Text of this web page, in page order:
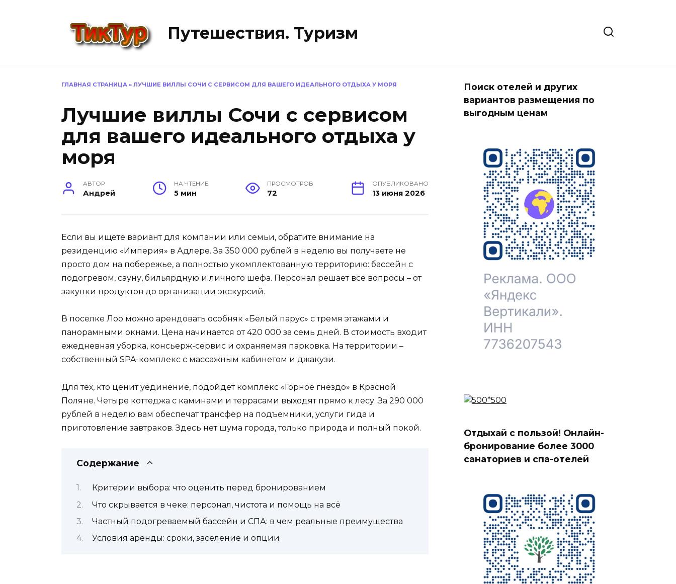
Путешествия. Туризм
ГЛАВНАЯ СТРАНИЦА » ЛУЧШИЕ ВИЛЛЫ СОЧИ С СЕРВИСОМ ДЛЯ ВАШЕГО ИДЕАЛЬНОГО ОТДЫХА У МОРЯ
Лучшие виллы Сочи с сервисом
для вашего идеального отдыха у
моря
АВТОР
Андрей
НА ЧТЕНИЕ
5 мин
ПРОСМОТРОВ
72
ОПУБЛИКОВАНО
13 июня 2026
Если вы ищете вариант для компании или семьи, обратите внимание на
резиденцию «Империя» в Адлере. За 350 000 рублей в неделю вы получаете не
просто дом на побережье, а полностью укомплектованную территорию: бассейн с
подогревом, сауну, бильярдную и личного шефа. Персонал решает все вопросы – от
закупки продуктов до организации экскурсий.
В поселке Лоо можно арендовать особняк «Белый парус» с тремя этажами и
панорамными окнами. Цена начинается от 420 000 за семь дней. В стоимость входит
ежедневная уборка, консьерж-сервис и охраняемая парковка. На территории –
собственный SPA-комплекс с массажным кабинетом и джакузи.
Для тех, кто ценит уединение, подойдет комплекс «Горное гнездо» в Красной
Поляне. Четыре коттеджа с каминами и террасами выходят прямо к лесу. За 290 000
рублей в неделю вам обеспечат трансфер на подъемники, услуги гида и
приготовление завтраков. Здесь нет шума города, только природа и полный покой.
Содержание
Критерии выбора: что оценить перед бронированием
Что скрывается в чеке: персонал, чистота и помощь на всё
Частный подогреваемый бассейн и СПА: в чем реальные преимущества
Условия аренды: сроки, заселение и опции
Поиск отелей и других
вариантов размещения по
выгодным ценам
Отдыхай с пользой! Онлайн-
бронирование более 3000
санаториев и спа-отелей